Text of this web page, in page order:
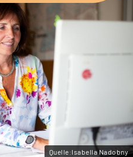
Quelle:Isabella Nadobny